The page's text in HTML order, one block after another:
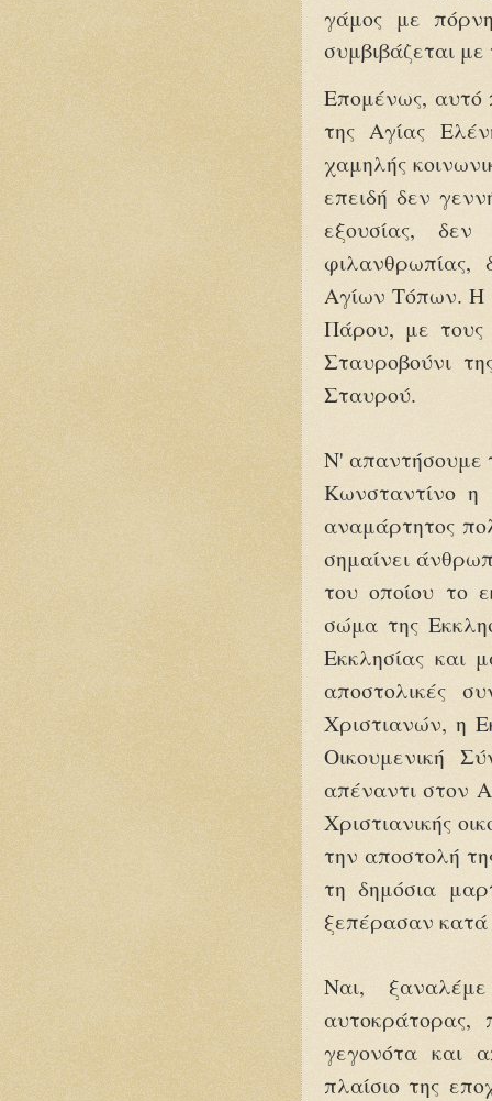
γάμος με
συμβιβάζεται με
Επομένως, αυτό
της Αγίας
χαμηλής
επειδή δεν
εξουσίας,
φιλανθρωπίας,
Αγίων Τόπων. Η
Πάρου, με τους
Σταυροβούνι
Σταυρού.
Ν' απαντήσουμε
Κωνσταντίνο η
αναμάρτητος
σημαίνει
του οποίου το
σώμα της
Εκκλησίας και
αποστολικές
Χριστιανών, η
Οικουμενική
απέναντι στον
Χριστιανικής
την αποστολή
τη δημόσια
ξεπέρασαν κατά
Ναι,
αυτοκράτορας,
γεγονότα και
πλαίσιο της